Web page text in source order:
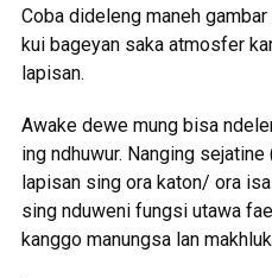
Coba dideleng maneh
kui bageyan saka atmosfer
lapisan.
Awake dewe mung bisa
ing ndhuwur. Nanging
lapisan sing ora katon/ ora
sing nduweni fungsi utawa
kanggo manungsa lan